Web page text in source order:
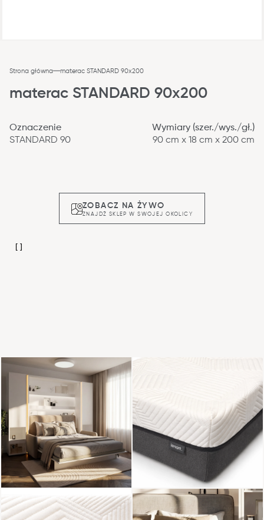
Strona główna materac STANDARD 90x200
materac STANDARD 90x200
Oznaczenie
STANDARD 90
Wymiary (szer./wys./gł.)
90 cm x 18 cm x 200 cm
ZOBACZ NA ŻYWO
ZNAJDŹ SKLEP W SWOJEJ OKOLICY